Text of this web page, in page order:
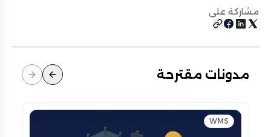
مشاركة على
مدونات مقترحة
WMS